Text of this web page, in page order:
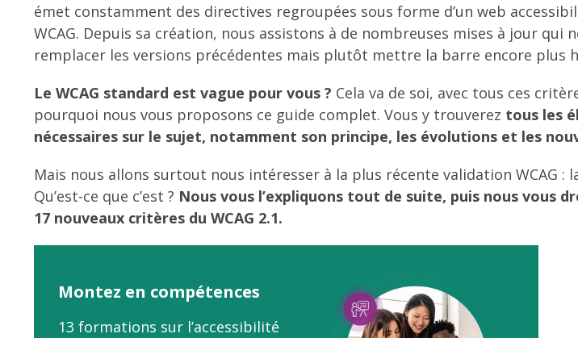
émet constamment des directives regroupées sous forme d’un web
WCAG. Depuis sa création, nous assistons à de nombreuses mises à jour qui
remplacer les versions précédentes mais plutôt mettre la barre encore plus
Le WCAG standard est vague pour vous ? Cela va de soi, avec tous ces
pourquoi nous vous proposons ce guide complet. Vous y trouverez tous les
nécessaires sur le sujet, notamment son principe, les évolutions et les
Mais nous allons surtout nous intéresser à la plus récente validation WCAG :
Qu’est-ce que c’est ? Nous vous l’expliquons tout de suite, puis nous vous
17 nouveaux critères du WCAG 2.1.
Montez en compétences
13 formations sur l’accessibilité